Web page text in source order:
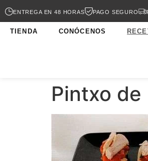
ENTREGA EN 48 HORAS PAGO SEGURO
TIENDA CONÓCENOS
Pintxo